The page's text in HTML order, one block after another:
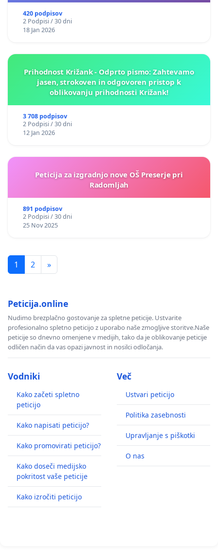
420 podpisov
2 Podpisi / 30 dni
18 Jan 2026
Prihodnost Križank - Odprto pismo: Zahtevamo
jasen, strokoven in odgovoren pristop k
oblikovanju prihodnosti Križank!
3 708 podpisov
2 Podpisi / 30 dni
12 Jan 2026
Peticija za izgradnjo nove OŠ Preserje pri
Radomljah
891 podpisov
2 Podpisi / 30 dni
25 Nov 2025
1 2 »
Peticija.online
Nudimo brezplačno gostovanje za spletne peticije. Ustvarite
profesionalno spletno peticijo z uporabo naše zmogljive storitve.Naše
peticije so dnevno omenjene v medijih, tako da je oblikovanje peticije
odličen način da vas opazi javnost in nosilci odločanja.
Vodniki
Kako začeti spletno
peticijo
Kako napisati peticijo?
Kako promovirati peticijo?
Kako doseči medijsko
pokritost vaše peticije
Kako izročiti peticijo
Več
Ustvari peticijo
Politika zasebnosti
Upravljanje s piškotki
O nas